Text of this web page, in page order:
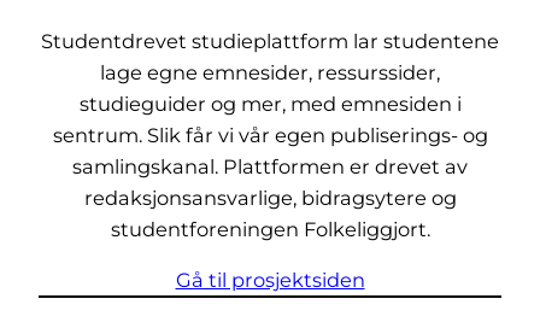
Studentdrevet studieplattform lar studentene
lage egne emnesider, ressurssider,
studieguider og mer, med emnesiden i
sentrum. Slik får vi vår egen publiserings- og
samlingskanal. Plattformen er drevet av
redaksjonsansvarlige, bidragsytere og
studentforeningen Folkeliggjort.
Gå til prosjektsiden